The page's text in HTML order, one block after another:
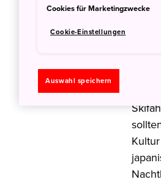
Die
Cookies für Marketingzwecke
Cookie-Einstellungen
Auswahl speichern